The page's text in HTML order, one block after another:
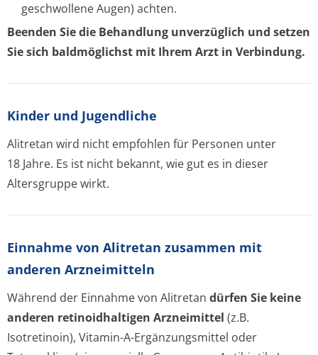
geschwollene Augen) achten.
Beenden Sie die Behandlung unverzüglich und setzen
Sie sich baldmöglichst mit Ihrem Arzt in Verbindung.
Kinder und Jugendliche
Alitretan wird nicht empfohlen für Personen unter
18 Jahre. Es ist nicht bekannt, wie gut es in dieser
Altersgruppe wirkt.
Einnahme von Alitretan zusammen mit
anderen Arzneimitteln
Während der Einnahme von Alitretan dürfen Sie keine
anderen retinoidhaltigen Arzneimittel (z.B.
Isotretinoin), Vitamin-A-Ergänzungsmittel oder